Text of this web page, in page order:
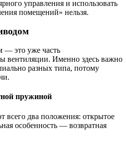
управления и использовать
помещений» нельзя.
— это уже часть
вентиляции. Именно здесь важно
разных типа, потому
пружиной
всего два положения: открытое
особенность — возвратная